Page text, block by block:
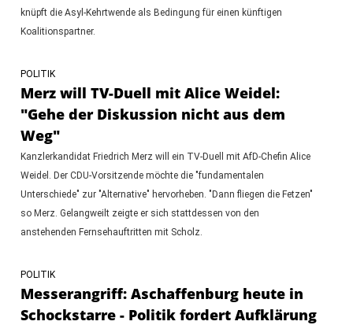
knüpft die Asyl-Kehrtwende als Bedingung für einen künftigen
Koalitionspartner.
POLITIK
Merz will TV-Duell mit Alice Weidel:
"Gehe der Diskussion nicht aus dem
Weg"
Kanzlerkandidat Friedrich Merz will ein TV-Duell mit AfD-Chefin Alice
Weidel. Der CDU-Vorsitzende möchte die "fundamentalen
Unterschiede" zur "Alternative" hervorheben. "Dann fliegen die Fetzen"
so Merz. Gelangweilt zeigte er sich stattdessen von den
anstehenden Fernsehauftritten mit Scholz.
POLITIK
Messerangriff: Aschaffenburg heute in
Schockstarre - Politik fordert Aufklärung